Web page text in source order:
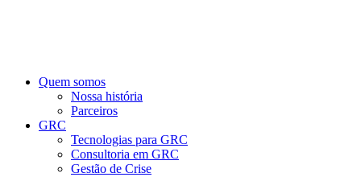
Quem somos
Nossa história
Parceiros
GRC
Tecnologias para GRC
Consultoria em GRC
Gestão de Crise